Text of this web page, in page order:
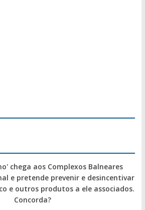
chega aos Complexos Balneares
e pretende prevenir e desincentivar
e outros produtos a ele associados.
Concorda?